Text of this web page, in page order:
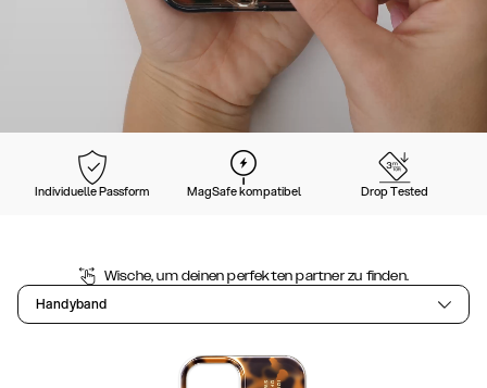
Individuelle Passform MagSafe kompatibel Drop Tested
Wische, um deinen perfekten partner zu finden.
Handyband